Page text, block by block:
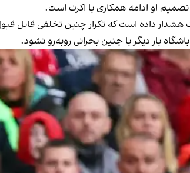
او ادامه همکاری با اکرت است.
هشدار داده است که تکرار چنین تخلفی قابل
بار دیگر با چنین بحرانی روبه‌رو نشود.